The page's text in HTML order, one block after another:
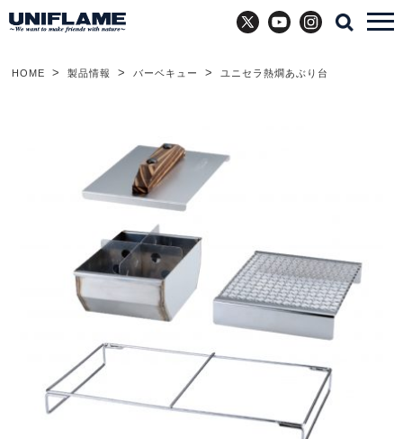
X YouTubeInstagram
HOME 製品情報 バーベキュー ユニセラ熱燗あぶり台